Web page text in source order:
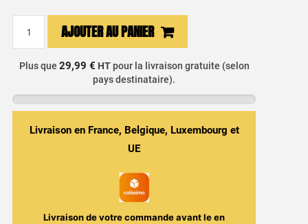
Vilter
-
AJOUTER AU PANIER
Plus que 29,99 € HTpour la livraison gratuite (selon
pays destinataire).
Livraison en France, Belgique, Luxembourg et
UE
Livraison de votre commande avant leen